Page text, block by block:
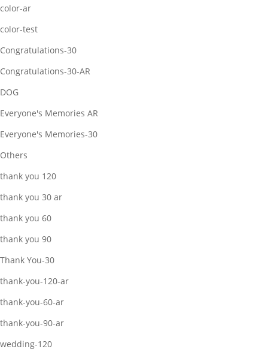
color-ar
color-test
Congratulations-30
Congratulations-30-AR
DOG
Everyone's Memories AR
Everyone's Memories-30
Others
thank you 120
thank you 30 ar
thank you 60
thank you 90
Thank You-30
thank-you-120-ar
thank-you-60-ar
thank-you-90-ar
wedding-120